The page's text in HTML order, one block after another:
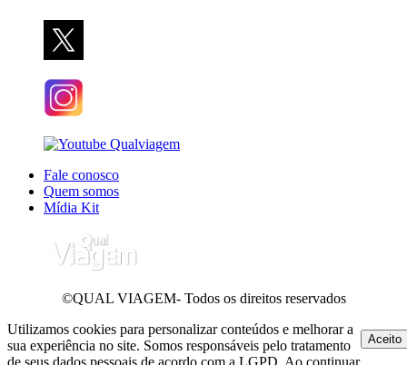
Fale conosco
Quem somos
Mídia Kit
©QUAL VIAGEM- Todos os direitos reservados
Utilizamos cookies para personalizar conteúdos e melhorar a
sua experiência no site. Somos responsáveis pelo tratamento
Aceito